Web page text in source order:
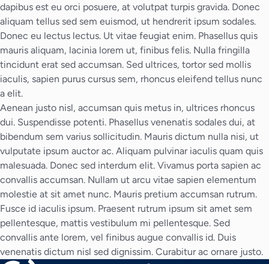
dapibus est eu orci posuere, at volutpat turpis gravida. Donec
aliquam tellus sed sem euismod, ut hendrerit ipsum sodales.
Donec eu lectus lectus. Ut vitae feugiat enim. Phasellus quis
mauris aliquam, lacinia lorem ut, finibus felis. Nulla fringilla
tincidunt erat sed accumsan. Sed ultrices, tortor sed mollis
iaculis, sapien purus cursus sem, rhoncus eleifend tellus nunc
a elit.
Aenean justo nisl, accumsan quis metus in, ultrices rhoncus
dui. Suspendisse potenti. Phasellus venenatis sodales dui, at
bibendum sem varius sollicitudin. Mauris dictum nulla nisi, ut
vulputate ipsum auctor ac. Aliquam pulvinar iaculis quam quis
malesuada. Donec sed interdum elit. Vivamus porta sapien ac
convallis accumsan. Nullam ut arcu vitae sapien elementum
molestie at sit amet nunc. Mauris pretium accumsan rutrum.
Fusce id iaculis ipsum. Praesent rutrum ipsum sit amet sem
pellentesque, mattis vestibulum mi pellentesque. Sed
convallis ante lorem, vel finibus augue convallis id. Duis
venenatis dictum nisl sed dignissim. Curabitur ac ornare justo.